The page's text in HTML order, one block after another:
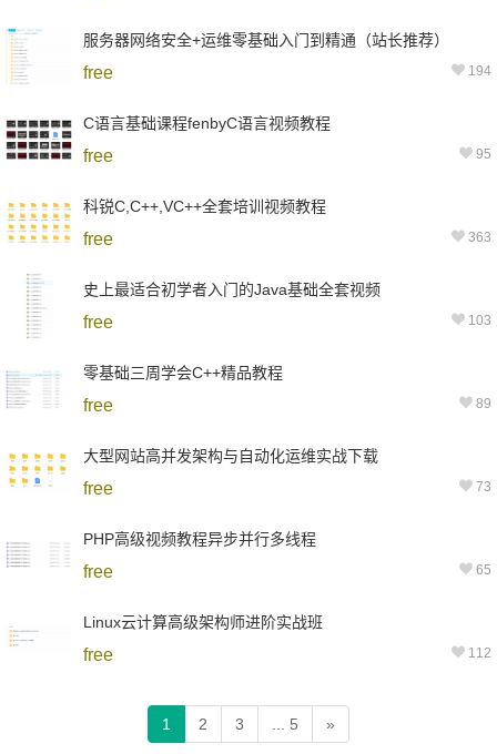
服务器网络安全+运维零基础入门到精通（站长推荐）
free 194
C语言基础课程fenbyC语言视频教程
free 95
科锐C,C++,VC++全套培训视频教程
free 363
史上最适合初学者入门的Java基础全套视频
free 103
零基础三周学会C++精品教程
free 89
大型网站高并发架构与自动化运维实战下载
free 73
PHP高级视频教程异步并行多线程
free 65
Linux云计算高级架构师进阶实战班
free 112
1 2 3 ... 5 »